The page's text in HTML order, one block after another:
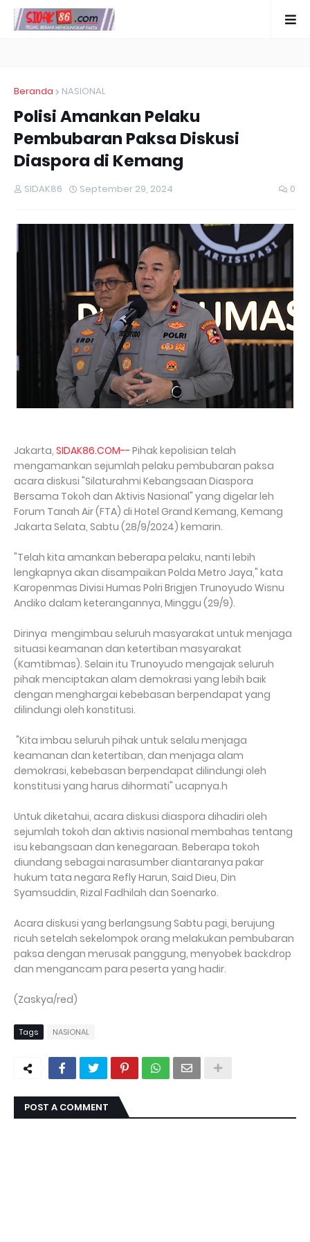
Beranda NASIONAL
Polisi Amankan Pelaku
Pembubaran Paksa Diskusi
Diaspora di Kemang
SIDAK86 September 29, 2024 0
Jakarta, SIDAK86.COM-- Pihak kepolisian telah
mengamankan sejumlah pelaku pembubaran paksa
acara diskusi "Silaturahmi Kebangsaan Diaspora
Bersama Tokoh dan Aktivis Nasional" yang digelar leh
Forum Tanah Air (FTA) di Hotel Grand Kemang, Kemang
Jakarta Selata, Sabtu (28/9/2024) kemarin.
"Telah kita amankan beberapa pelaku, nanti lebih
lengkapnya akan disampaikan Polda Metro Jaya," kata
Karopenmas Divisi Humas Polri Brigjen Trunoyudo Wisnu
Andiko dalam keterangannya, Minggu (29/9).
Dirinya mengimbau seluruh masyarakat untuk menjaga
situasi keamanan dan ketertiban masyarakat
(Kamtibmas). Selain itu Trunoyudo mengajak seluruh
pihak menciptakan alam demokrasi yang lebih baik
dengan menghargai kebebasan berpendapat yang
dilindungi oleh konstitusi.
"Kita imbau seluruh pihak untuk selalu menjaga
keamanan dan ketertiban, dan menjaga alam
demokrasi, kebebasan berpendapat dilindungi oleh
konstitusi yang harus dihormati" ucapnya.h
Untuk diketahui, acara diskusi diaspora dihadiri oleh
sejumlah tokoh dan aktivis nasional membahas tentang
isu kebangsaan dan kenegaraan. Beberapa tokoh
diundang sebagai narasumber diantaranya pakar
hukum tata negara Refly Harun, Said Dieu, Din
Syamsuddin, Rizal Fadhilah dan Soenarko.
Acara diskusi yang berlangsung Sabtu pagi, berujung
ricuh setelah sekelompok orang melakukan pembubaran
paksa dengan merusak panggung, menyobek backdrop
dan mengancam para peserta yang hadir.
(Zaskya/red)
Tags NASIONAL
POST A COMMENT